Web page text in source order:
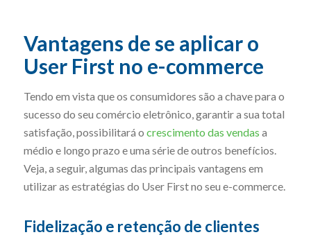
Vantagens de se aplicar o
User First no e-commerce
Tendo em vista que os consumidores são a chave para o
sucesso do seu comércio eletrônico, garantir a sua total
satisfação, possibilitará o crescimento das vendas a
médio e longo prazo e uma série de outros benefícios.
Veja, a seguir, algumas das principais vantagens em
utilizar as estratégias do User First no seu e-commerce.
Fidelização e retenção de clientes